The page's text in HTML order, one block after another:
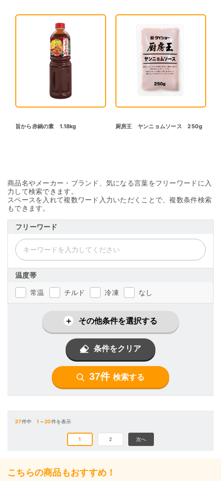
旨から赤鍋の素 1.18kg 厨房王 ヤンニョムソース 250g
商品名やメーカー・ブランド、気になる言葉をフリーワードに入
力して検索できます。
スペースを入れて複数ワード入力いただくことで、複数条件検索
もできます。
フリーワード
温度帯
常温 チルド 冷凍 なし
その他条件を選択する
条件をクリア
37件 検索する
37件中1 ～20件を表示
1 2 次へ
こちらの商品もおすすめ！